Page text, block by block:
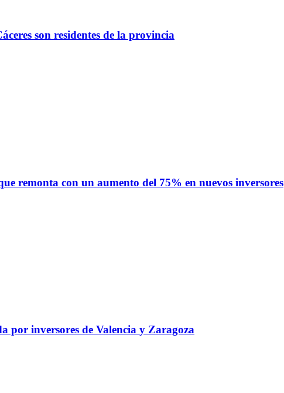
son residentes de la provincia
remonta con un aumento del 75% en nuevos inversores
por inversores de Valencia y Zaragoza